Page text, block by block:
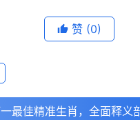
赞 (0)
最佳精准生肖，全面释义